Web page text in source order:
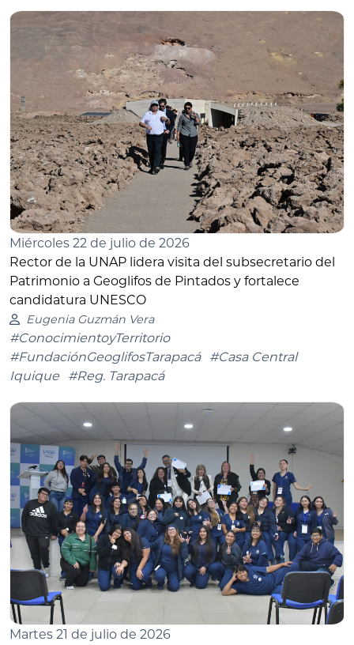
Miércoles 22 de julio de 2026
Rector de la UNAP lidera visita del subsecretario del
Patrimonio a Geoglifos de Pintados y fortalece
candidatura UNESCO
Eugenia Guzmán Vera
#ConocimientoyTerritorio
#FundaciónGeoglifosTarapacá
#Casa Central
Iquique
#Reg. Tarapacá
Martes 21 de julio de 2026